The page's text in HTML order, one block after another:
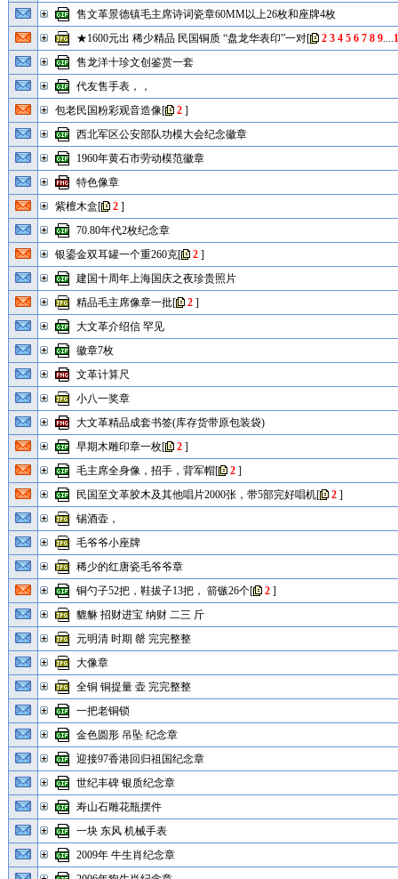
售文革景德镇毛主席诗词瓷章60MM以上26枚和座牌4枚
★1600元出 稀少精品 民国铜质 “盘龙华表印”一对[ 2 3 4 5 6 7 8 9....
售龙洋十珍文创鉴赏一套
代友售手表，，
包老民国粉彩观音造像[ 2]
西北军区公安部队功模大会纪念徽章
1960年黄石市劳动模范徽章
特色像章
紫檀木盒[ 2]
70.80年代2枚纪念章
银鎏金双耳罐一个重260克[ 2]
建国十周年上海国庆之夜珍贵照片
精品毛主席像章一批[ 2]
大文革介绍信 罕见
徽章7枚
文革计算尺
小八一奖章
大文革精品成套书签(库存货带原包装袋)
早期木雕印章一枚[ 2]
毛主席全身像，招手，背军帽[ 2]
民国至文革胶木及其他唱片2000张，带5部完好唱机[ 2]
锡酒壶，
毛爷爷小座牌
稀少的红唐瓷毛爷爷章
铜勺子52把，鞋拔子13把， 箭镞26个[ 2]
貔貅 招财进宝 纳财 二三 斤
元明清 时期 罄 完完整整
大像章
全铜 铜提量 壶 完完整整
一把老铜锁
金色圆形 吊坠 纪念章
迎接97香港回归祖国纪念章
世纪丰碑 银质纪念章
寿山石雕花瓶摆件
一块 东风 机械手表
2009年 牛生肖纪念章